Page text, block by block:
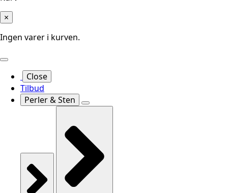
×
Ingen varer i kurven.
Close
Tilbud
Perler & Sten